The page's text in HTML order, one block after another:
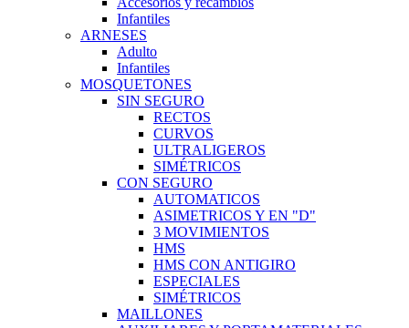
Infantiles
ARNESES
Adulto
Infantiles
MOSQUETONES
SIN SEGURO
RECTOS
CURVOS
ULTRALIGEROS
SIMÉTRICOS
CON SEGURO
AUTOMATICOS
ASIMETRICOS Y EN "D"
3 MOVIMIENTOS
HMS
HMS CON ANTIGIRO
ESPECIALES
SIMÉTRICOS
MAILLONES